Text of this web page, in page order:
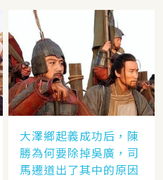
大澤鄉起義成功后，陳
勝為何要除掉吳廣，司
馬遷道出了其中的原因